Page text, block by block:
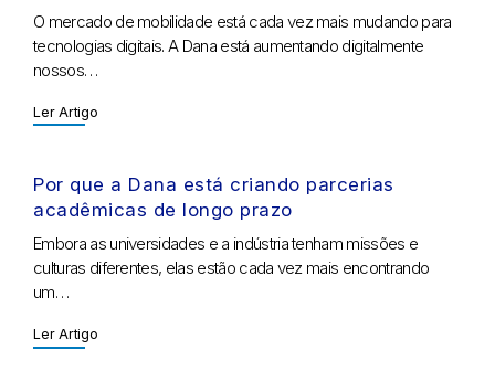
O mercado de mobilidade está cada vez mais mudando para
tecnologias digitais. A Dana está aumentando digitalmente
nossos…
Ler Artigo
Por que a Dana está criando parcerias
acadêmicas de longo prazo
Embora as universidades e a indústria tenham missões e
culturas diferentes, elas estão cada vez mais encontrando
um…
Ler Artigo